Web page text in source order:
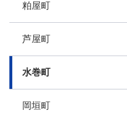
粕屋町
芦屋町
水巻町
岡垣町